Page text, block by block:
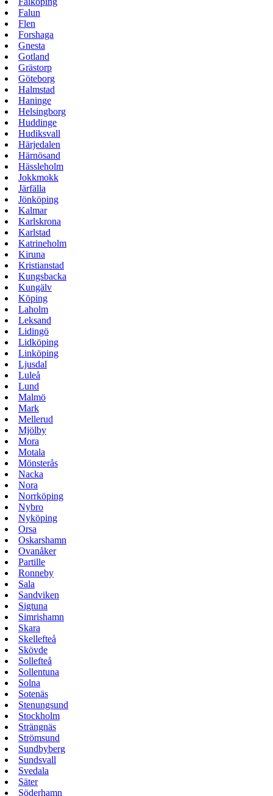
Falun
Flen
Forshaga
Gnesta
Gotland
Grästorp
Göteborg
Halmstad
Haninge
Helsingborg
Huddinge
Hudiksvall
Härjedalen
Härnösand
Hässleholm
Jokkmokk
Järfälla
Jönköping
Kalmar
Karlskrona
Karlstad
Katrineholm
Kiruna
Kristianstad
Kungsbacka
Kungälv
Köping
Laholm
Leksand
Lidingö
Lidköping
Linköping
Ljusdal
Luleå
Lund
Malmö
Mark
Mellerud
Mjölby
Mora
Motala
Mönsterås
Nacka
Nora
Norrköping
Nybro
Nyköping
Orsa
Oskarshamn
Ovanåker
Partille
Ronneby
Sala
Sandviken
Sigtuna
Simrishamn
Skara
Skellefteå
Skövde
Sollefteå
Sollentuna
Solna
Sotenäs
Stenungsund
Stockholm
Strängnäs
Strömsund
Sundbyberg
Sundsvall
Svedala
Säter
Söderhamn